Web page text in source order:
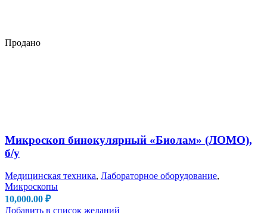
Продано
Микроскоп бинокулярный «Биолам» (ЛОМО),
б/у
Медицинская техника, Лабораторное оборудование,
Микроскопы
10,000.00 ₽
Добавить в список желаний